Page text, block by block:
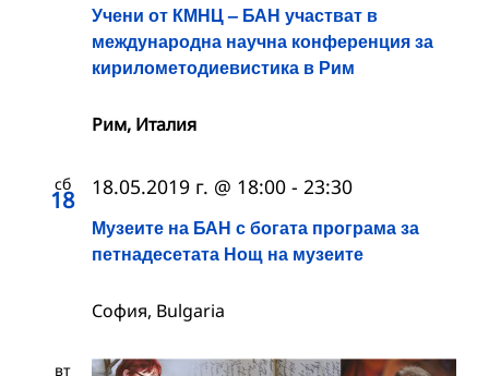
Учени от КМНЦ – БАН участват в
международна научна конференция за
кирилометодиевистика в Рим
Рим, Италия
сб
18
Музеите на БАН с богата програма за
петнадесетата Нощ на музеите
18.05.2019 г. @ 18:00 - 23:30
София, Bulgaria
вт